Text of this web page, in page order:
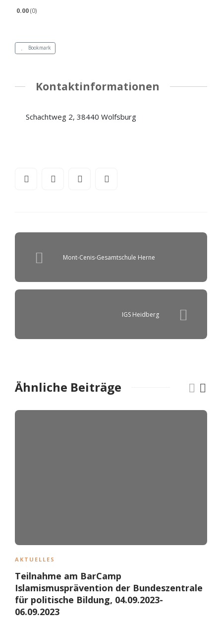
0.00 0
Bookmark
Kontaktinformationen
Schachtweg 2, 38440 Wolfsburg
Mont-Cenis-Gesamtschule Herne
IGS Heidberg
Ähnliche Beiträge
AKTUELLES
Teilnahme am BarCamp
Islamismusprävention der Bundeszentrale
für politische Bildung, 04.09.2023-
06.09.2023